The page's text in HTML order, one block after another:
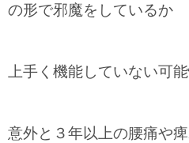
の形で邪魔をしているか
上手く機能していない可
意外と３年以上の腰痛や